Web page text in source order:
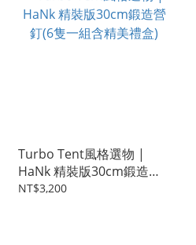
Turbo Tent風格選物 |
HaNk 精裝版30cm鍛造營
釘(6隻一組含精美禮盒)
NT$3,200